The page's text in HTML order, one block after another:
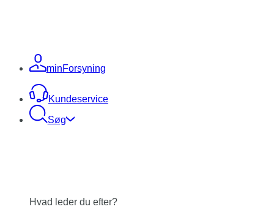
minForsyning
Kundeservice
Søg
Hvad leder du efter?